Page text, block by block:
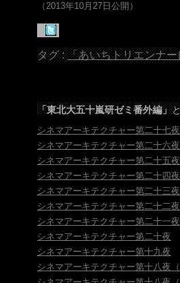
（2013年10月27日公開）
タグ :「あいちトリエンナー
「東北大五十嵐研ゼミ番外編」
シネマアーキテクチャー第二十七夜
シネマアーキテクチャー第二十六夜
シネマアーキテクチャー第二十五夜
シネマアーキテクチャー第二十四夜
シネマアーキテクチャー第二十三夜
シネマアーキテクチャー第二十二夜
シネマアーキテクチャー第二十一夜
シネマアーキテクチャー第二十夜
シネマアーキテクチャー第十九夜
シネマアーキテクチャー第十八夜